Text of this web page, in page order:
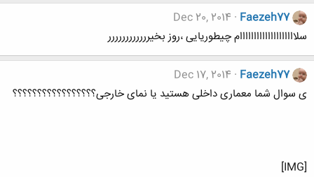
Faezeh77
Dec 20, 2014
سلاااااااااااااااااااام چیطوریایی ،روز بخیرررررررررررر
Faezeh77
Dec 17, 2014
ی سوال شما معماری داخلی هستید یا نمای خارجی؟؟؟؟؟؟؟؟؟؟؟؟؟؟؟؟؟
[IMG]